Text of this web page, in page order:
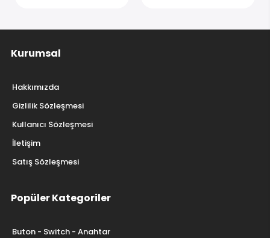
Kurumsal
Hakkımızda
Gizlilik Sözleşmesi
Kullanıcı Sözleşmesi
İletişim
Satış Sözleşmesi
Popüler Kategoriler
Buton - Switch - Anahtar